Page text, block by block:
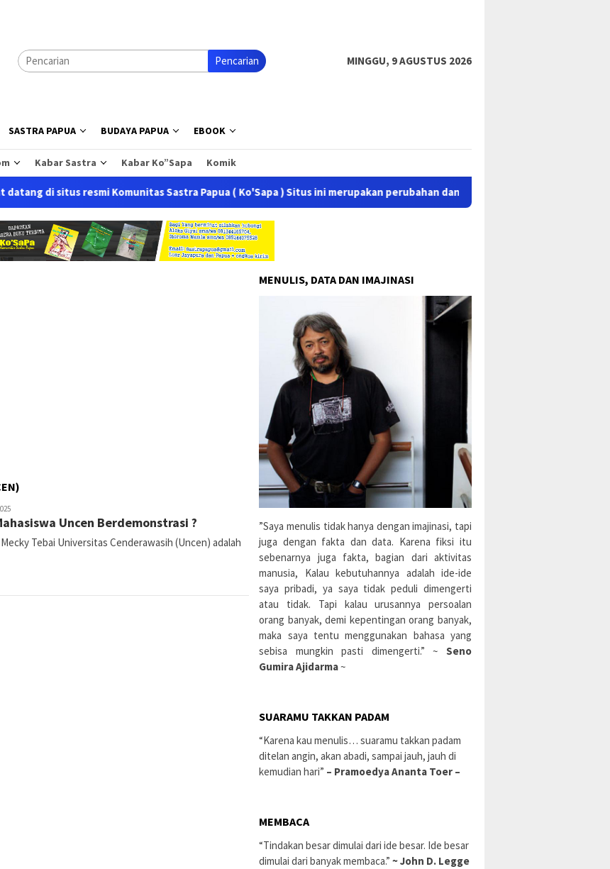
Pencarian MINGGU, 9 AGUSTUS 2026
SASTRA PAPUA BUDAYA PAPUA EBOOK
Kabar Sastra Kabar Ko”Sapa Komik
resmi Komunitas Sastra Papua ( Ko'Sapa ) Situs ini merupakan perubahan dan proses perbaikan dari situs lama
Uncen Berdemonstrasi ?
Tebai Universitas Cenderawasih (Uncen) adalah
MENULIS, DATA DAN IMAJINASI
”Saya menulis tidak hanya dengan imajinasi, tapi
juga dengan fakta dan data. Karena fiksi itu
sebenarnya juga fakta, bagian dari aktivitas
manusia, Kalau kebutuhannya adalah ide-ide
saya pribadi, ya saya tidak peduli dimengerti
atau tidak. Tapi kalau urusannya persoalan
orang banyak, demi kepentingan orang banyak,
maka saya tentu menggunakan bahasa yang
sebisa mungkin pasti dimengerti.” ~ Seno
Gumira Ajidarma~
SUARAMU TAKKAN PADAM
“Karena kau menulis… suaramu takkan padam
ditelan angin, akan abadi, sampai jauh, jauh di
kemudian hari” – Pramoedya Ananta Toer –
MEMBACA
“Tindakan besar dimulai dari ide besar. Ide besar
dimulai dari banyak membaca.”~ John D. Legge